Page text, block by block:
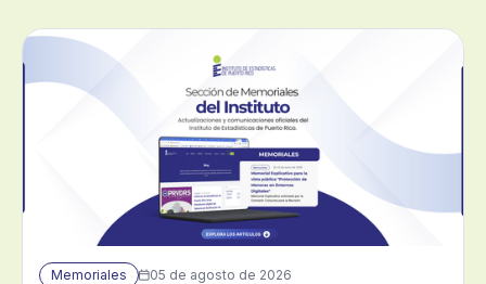
Memoriales 05 de agosto de 2026